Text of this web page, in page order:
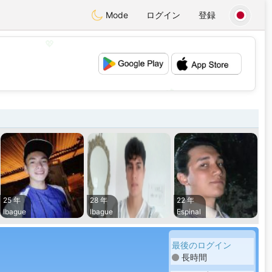
Mode ログイン 登録
25 年
Ibague
28 年
Ibague
22 年
Espinal
最後のログイン
長時間